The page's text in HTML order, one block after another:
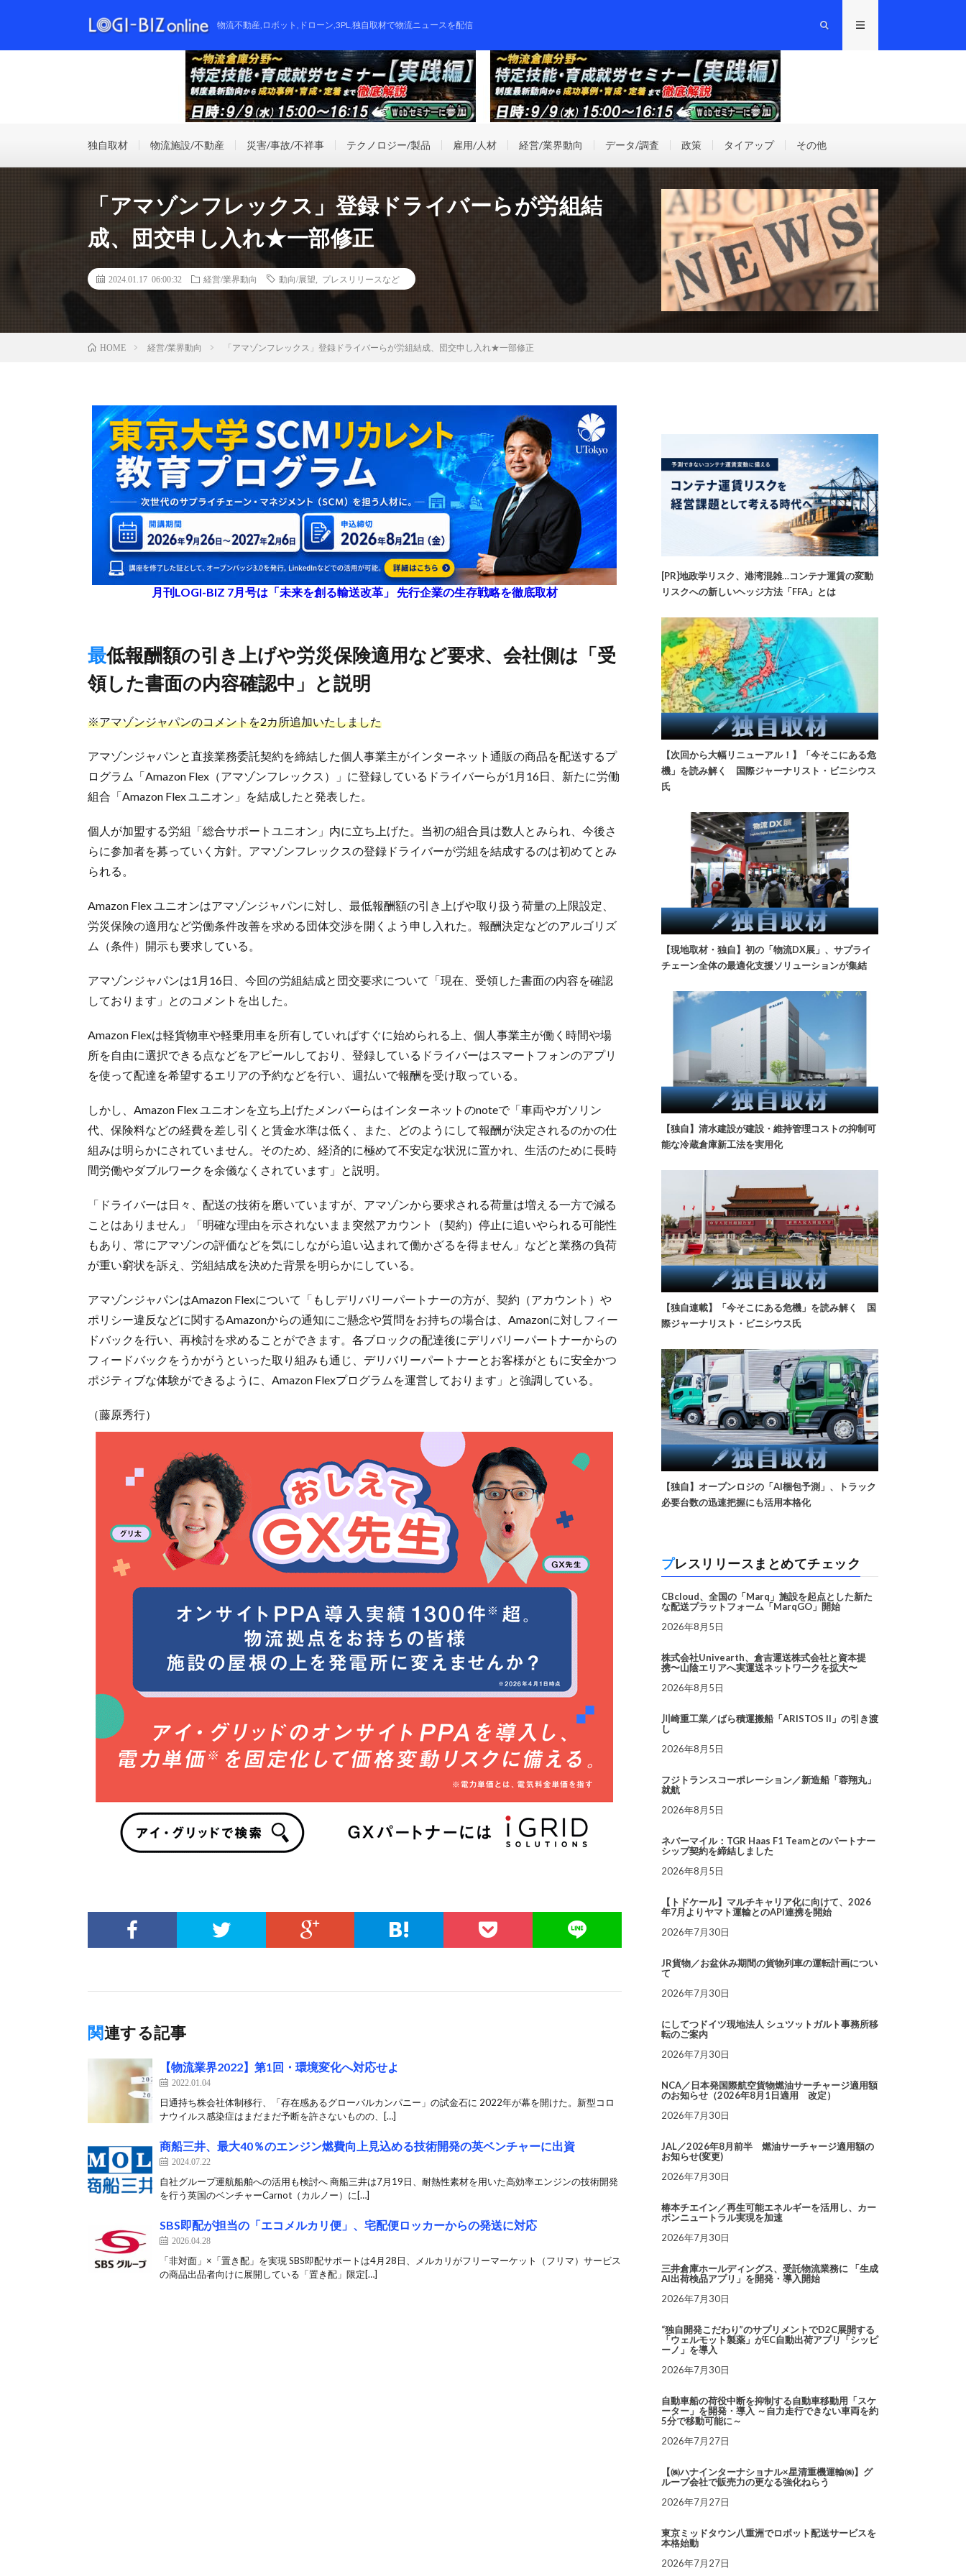
物流不動産,ロボット,ドローン,3PL,独自取材で物流ニュースを配信
独自取材 物流施設/不動産 災害/事故/不祥事 テクノロジー/製品 雇用/人材 経営/業界動向 データ/調査 政策 タイアップ その他
「アマゾンフレックス」登録ドライバーらが労組結
成、団交申し入れ★一部修正
2024.01.17 06:00:32 経営/業界動向 動向/展望 プレスリリースなど
HOME 経営/業界動向 「アマゾンフレックス」登録ドライバーらが労組結成、団交申し入れ★一部修正
月刊LOGI-BIZ 7月号は「未来を創る輸送改革」 先行企業の生存戦略を徹底取材
最低報酬額の引き上げや労災保険適用など要求、会社側は「受
領した書面の内容確認中」と説明
※アマゾンジャパンのコメントを2カ所追加いたしました
アマゾンジャパンと直接業務委託契約を締結した個人事業主がインターネット通販の商品を配送するプ
ログラム「Amazon Flex（アマゾンフレックス）」に登録しているドライバーらが1月16日、新たに労働
組合「Amazon Flex ユニオン」を結成したと発表した。
個人が加盟する労組「総合サポートユニオン」内に立ち上げた。当初の組合員は数人とみられ、今後さ
らに参加者を募っていく方針。アマゾンフレックスの登録ドライバーが労組を結成するのは初めてとみ
られる。
Amazon Flex ユニオンはアマゾンジャパンに対し、最低報酬額の引き上げや取り扱う荷量の上限設定、
労災保険の適用など労働条件改善を求める団体交渉を開くよう申し入れた。報酬決定などのアルゴリズ
ム（条件）開示も要求している。
アマゾンジャパンは1月16日、今回の労組結成と団交要求について「現在、受領した書面の内容を確認
しております」とのコメントを出した。
Amazon Flexは軽貨物車や軽乗用車を所有していればすぐに始められる上、個人事業主が働く時間や場
所を自由に選択できる点などをアピールしており、登録しているドライバーはスマートフォンのアプリ
を使って配達を希望するエリアの予約などを行い、週払いで報酬を受け取っている。
しかし、Amazon Flex ユニオンを立ち上げたメンバーらはインターネットのnoteで「車両やガソリン
代、保険料などの経費を差し引くと賃金水準は低く、また、どのようにして報酬が決定されるのかの仕
組みは明らかにされていません。そのため、経済的に極めて不安定な状況に置かれ、生活のために長時
間労働やダブルワークを余儀なくされています」と説明。
「ドライバーは日々、配送の技術を磨いていますが、アマゾンから要求される荷量は増える一方で減る
ことはありません」「明確な理由を示されないまま突然アカウント（契約）停止に追いやられる可能性
もあり、常にアマゾンの評価などを気にしながら追い込まれて働かざるを得ません」などと業務の負荷
が重い窮状を訴え、労組結成を決めた背景を明らかにしている。
アマゾンジャパンはAmazon Flexについて「もしデリバリーパートナーの方が、契約（アカウント）や
ポリシー違反などに関するAmazonからの通知にご懸念や質問をお持ちの場合は、Amazonに対しフィー
ドバックを行い、再検討を求めることができます。各ブロックの配達後にデリバリーパートナーからの
フィードバックをうかがうといった取り組みも通じ、デリバリーパートナーとお客様がともに安全かつ
ポジティブな体験ができるように、Amazon Flexプログラムを運営しております」と強調している。
（藤原秀行）
関連する記事
【物流業界2022】第1回・環境変化へ対応せよ
2022.01.04
日通持ち株会社体制移行、「存在感あるグローバルカンパニー」の試金石に 2022年が幕を開けた。新型コロ
ナウイルス感染症はまだまだ予断を許さないものの、[…]
商船三井、最大40％のエンジン燃費向上見込める技術開発の英ベンチャーに出資
2024.07.22
自社グループ運航船舶への活用も検討へ 商船三井は7月19日、耐熱性素材を用いた高効率エンジンの技術開発
を行う英国のベンチャーCarnot（カルノー）に[…]
SBS即配が担当の「エコメルカリ便」、宅配便ロッカーからの発送に対応
2026.04.28
「非対面」×「置き配」を実現 SBS即配サポートは4月28日、メルカリがフリーマーケット（フリマ）サービス
の商品出品者向けに展開している「置き配」限定[…]
[PR]地政学リスク、港湾混雑…コンテナ運賃の変動
リスクへの新しいヘッジ方法「FFA」とは
【次回から大幅リニューアル！】「今そこにある危
機」を読み解く 国際ジャーナリスト・ビニシウス
氏
【現地取材・独自】初の「物流DX展」、サプライ
チェーン全体の最適化支援ソリューションが集結
【独自】清水建設が建設・維持管理コストの抑制可
能な冷蔵倉庫新工法を実用化
【独自連載】「今そこにある危機」を読み解く 国
際ジャーナリスト・ビニシウス氏
【独自】オープンロジの「AI梱包予測」、トラック
必要台数の迅速把握にも活用本格化
プレスリリースまとめてチェック
CBcloud、全国の「Marq」施設を起点とした新た
な配送プラットフォーム「MarqGO」開始
2026年8月5日
株式会社Univearth、倉吉運送株式会社と資本提
携〜山陰エリアへ実運送ネットワークを拡大〜
2026年8月5日
川崎重工業／ばら積運搬船「ARISTOS II」の引き渡
し
2026年8月5日
フジトランスコーポレーション／新造船「蓉翔丸」
就航
2026年8月5日
ネバーマイル：TGR Haas F1 Teamとのパートナー
シップ契約を締結しました
2026年8月5日
【トドケール】マルチキャリア化に向けて、2026
年7月よりヤマト運輸とのAPI連携を開始
2026年7月30日
JR貨物／お盆休み期間の貨物列車の運転計画につい
て
2026年7月30日
にしてつドイツ現地法人 シュツットガルト事務所移
転のご案内
2026年7月30日
NCA／日本発国際航空貨物燃油サーチャージ適用額
のお知らせ（2026年8月1日適用 改定）
2026年7月30日
JAL／2026年8月前半 燃油サーチャージ適用額の
お知らせ(変更)
2026年7月30日
椿本チエイン／再生可能エネルギーを活用し、カー
ボンニュートラル実現を加速
2026年7月30日
三井倉庫ホールディングス、受託物流業務に 「生成
AI出荷検品アプリ」を開発・導入開始
2026年7月30日
“独自開発こだわり”のサプリメントでD2C展開する
「ウェルモット製薬」がEC自動出荷アプリ「シッピ
ーノ」を導入
2026年7月30日
自動車船の荷役中断を抑制する自動車移動用「スケ
ーター」を開発・導入 ～自力走行できない車両を約
5分で移動可能に～
2026年7月27日
【㈱ハナインターナショナル×星清重機運輸㈱】グ
ループ会社で販売力の更なる強化ねらう
2026年7月27日
東京ミッドタウン八重洲でロボット配送サービスを
本格始動
2026年7月27日